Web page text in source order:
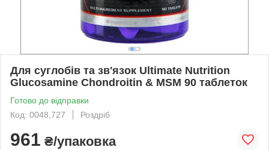
Для суглобів та зв'язок Ultimate Nutrition
Glucosamine Chondroitin & MSM 90 таблеток
Готово до відправки
Код: 0048,727
Роздріб
961 ₴/упаковка